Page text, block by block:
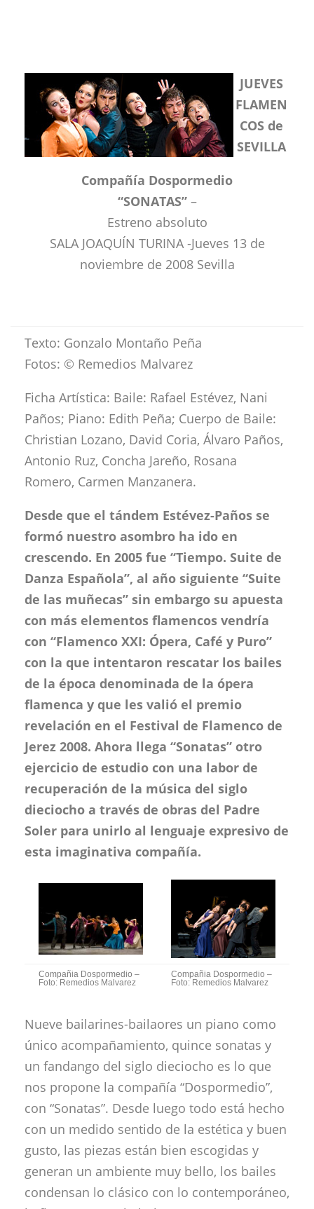
JUEVES
FLAMEN
COS de
SEVILLA
Compañía Dospormedio
“SONATAS”–
Estreno absoluto
SALA JOAQUÍN TURINA -Jueves 13 de
noviembre de 2008 Sevilla
Texto: Gonzalo Montaño Peña
Fotos: © Remedios Malvarez
Ficha Artística: Baile: Rafael Estévez, Nani
Paños; Piano: Edith Peña; Cuerpo de Baile:
Christian Lozano, David Coria, Álvaro Paños,
Antonio Ruz, Concha Jareño, Rosana
Romero, Carmen Manzanera.
Desde que el tándem Estévez-Paños se
formó nuestro asombro ha ido en
crescendo. En 2005 fue “Tiempo. Suite de
Danza Española”, al año siguiente “Suite
de las muñecas” sin embargo su apuesta
con más elementos flamencos vendría
con “Flamenco XXI: Ópera, Café y Puro”
con la que intentaron rescatar los bailes
de la época denominada de la ópera
flamenca y que les valió el premio
revelación en el Festival de Flamenco de
Jerez 2008. Ahora llega “Sonatas” otro
ejercicio de estudio con una labor de
recuperación de la música del siglo
dieciocho a través de obras del Padre
Soler para unirlo al lenguaje expresivo de
esta imaginativa compañía.
Compañia Dospormedio –
Foto: Remedios Malvarez
Compañia Dospormedio –
Foto: Remedios Malvarez
Nueve bailarines-bailaores un piano como
único acompañamiento, quince sonatas y
un fandango del siglo dieciocho es lo que
nos propone la compañía “Dospormedio”,
con “Sonatas”. Desde luego todo está hecho
con un medido sentido de la estética y buen
gusto, las piezas están bien escogidas y
generan un ambiente muy bello, los bailes
condensan lo clásico con lo contemporáneo,